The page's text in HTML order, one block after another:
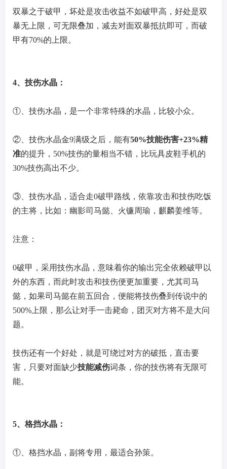
双暴之于破甲，坏处是攻击收益不如破甲高，好处是双
暴无上限，可无限叠加，减去对面双暴抵抗即可，而破
甲有70%的上限。
4、技伤水晶：
①、技伤水晶，是一个非常特殊的水晶，比较小众。
②、技伤水晶金9满级之后，能有50%技能伤害+23%精
准的提升，50%技伤的量相当不错，比玩具皮鞋手机的
30%技伤高出不少。
③、技伤水晶，适合走0破甲路线，依靠攻击和技伤吃饭
的主将，比如：幽影司马懿、火镰周瑜，麒麟姜维等。
注意：
0破甲，采用技伤水晶，意味着你的输出完全依赖破甲以
外的东西，而此时攻击和技伤便更加重要，尤其司马
懿，如果司马懿在前五回合，便能将技伤叠到传说中的
500%上限，那么让对手一击毙命，团灭对方将不是大问
题。
技伤还有一个好处，就是可绕过对方的破抵，直击要
害，只要对面缺少技能减伤词条，你的技伤将有无限可
能。
5、格挡水晶：
①、格挡水晶，副将专用，最适合孙策。